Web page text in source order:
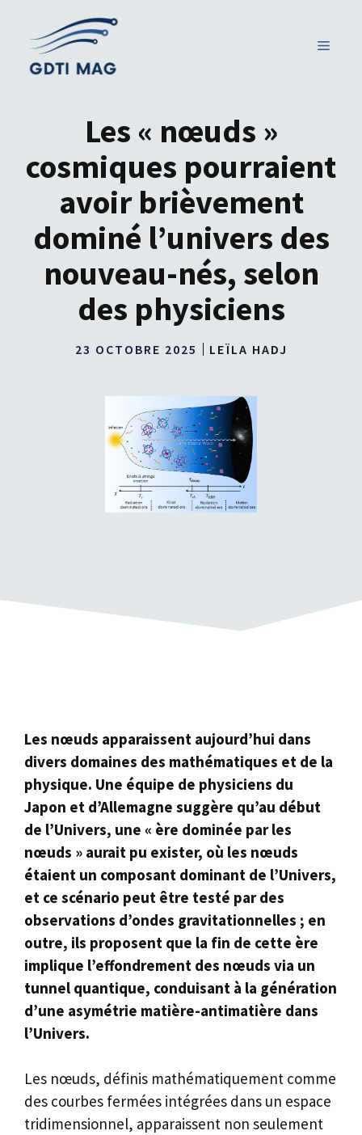
contenu
MENU
Les « nœuds »
cosmiques pourraient
avoir brièvement
dominé l’univers des
nouveau-nés, selon
des physiciens
23 OCTOBRE 2025 LEÏLA HADJ
Les nœuds apparaissent aujourd’hui dans
divers domaines des mathématiques et de la
physique. Une équipe de physiciens du
Japon et d’Allemagne suggère qu’au début
de l’Univers, une « ère dominée par les
nœuds » aurait pu exister, où les nœuds
étaient un composant dominant de l’Univers,
et ce scénario peut être testé par des
observations d’ondes gravitationnelles ; en
outre, ils proposent que la fin de cette ère
implique l’effondrement des nœuds via un
tunnel quantique, conduisant à la génération
d’une asymétrie matière-antimatière dans
l’Univers.
Les nœuds, définis mathématiquement comme
des courbes fermées intégrées dans un espace
tridimensionnel, apparaissent non seulement